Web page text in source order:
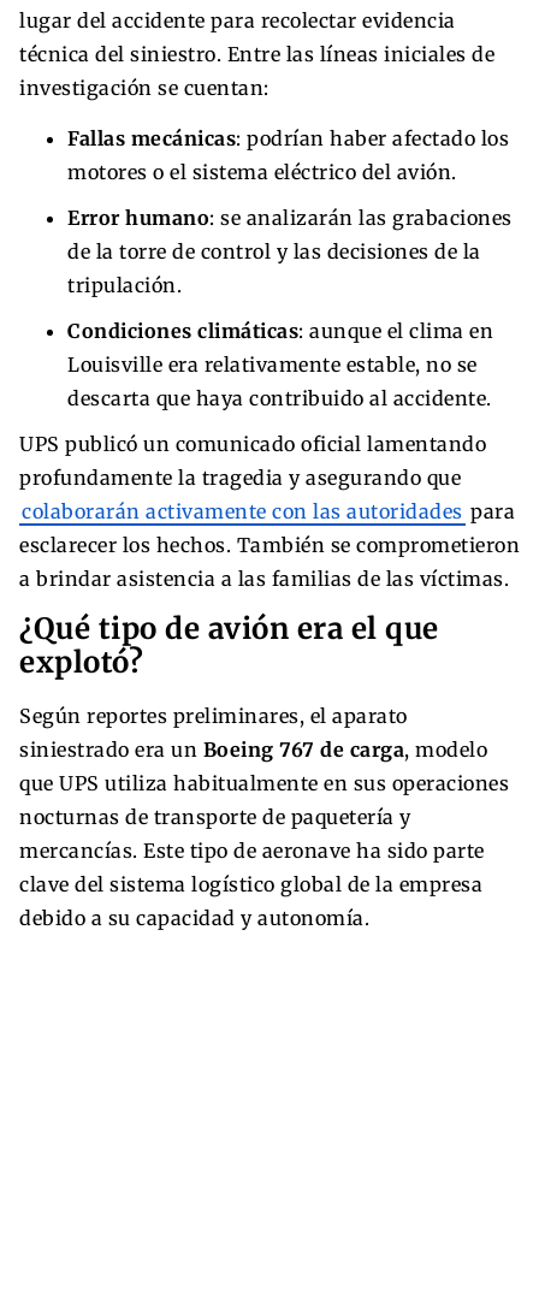
lugar del accidente para recolectar evidencia
técnica del siniestro. Entre las líneas iniciales de
investigación se cuentan:
Fallas mecánicas: podrían haber afectado los
motores o el sistema eléctrico del avión.
Error humano: se analizarán las grabaciones
de la torre de control y las decisiones de la
tripulación.
Condiciones climáticas: aunque el clima en
Louisville era relativamente estable, no se
descarta que haya contribuido al accidente.
UPS publicó un comunicado oficial lamentando
profundamente la tragedia y asegurando que
colaborarán activamente con las autoridades para
esclarecer los hechos. También se comprometieron
a brindar asistencia a las familias de las víctimas.
¿Qué tipo de avión era el que
explotó?
Según reportes preliminares, el aparato
siniestrado era un Boeing 767 de carga, modelo
que UPS utiliza habitualmente en sus operaciones
nocturnas de transporte de paquetería y
mercancías. Este tipo de aeronave ha sido parte
clave del sistema logístico global de la empresa
debido a su capacidad y autonomía.